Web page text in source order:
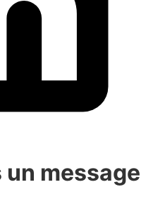
message